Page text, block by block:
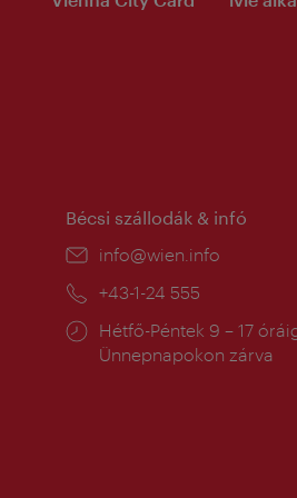
Bécsi szállodák & infó
E-
info@wien.info
Telefon:
+43-1-24 555
Nyitva
tartás:
Hétfő-Péntek 9 – 17
Ünnepnapokon zárva